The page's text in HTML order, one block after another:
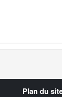
Plan du